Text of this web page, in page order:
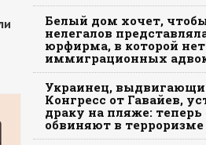
Белый дом хочет,
нелегалов
юрфирма, в которой нет
иммиграционных
Украинец,
Конгресс от Гавайев,
драку на пляже: теперь
обвиняют в терроризме